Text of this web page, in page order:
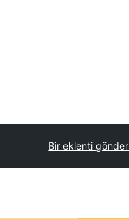
Bir eklenti